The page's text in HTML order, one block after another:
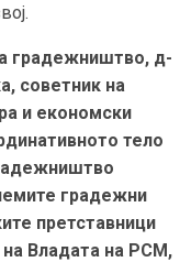
градежништво, д-
советник на
и економски
тело
градежни
претставници
Владата на РСМ,